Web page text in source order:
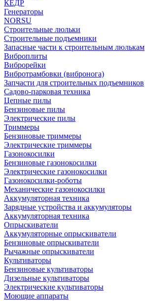
КЕДР
Генераторы
NORSU
Строительные люльки
Строительные подъемники
Запасные части к строительным люлькам
Виброплиты
Виброрейки
Вибротрамбовки (вибронога)
Запчасти для строительных подъемников
Садово-парковая техника
Цепные пилы
Бензиновые пилы
Электрические пилы
Триммеры
Бензиновые триммеры
Электрические триммеры
Газонокосилки
Бензиновые газонокосилки
Электрические газонокосилки
Газонокосилки-роботы
Механические газонокосилки
Аккумуляторная техника
Зарядные устройства и аккумуляторы
Аккумуляторная техника
Опрыскиватели
Аккумуляторные опрыскиватели
Бензиновые опрыскиватели
Рычажные опрыскиватели
Культиваторы
Бензиновые культиваторы
Дизельные культиваторы
Электрические культиваторы
Моющие аппараты